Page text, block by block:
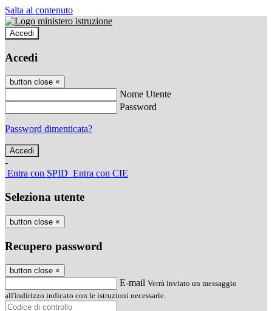
Salta al contenuto
Accedi
Accedi
button close ×
Nome Utente
Password
Password dimenticata?
-
Entra con SPID Entra con CIE
Seleziona utente
button close ×
Recupero password
button close ×
E-mail Verrà inviato un messaggio
all'indirizzo indicato con le istruzioni necessarie.